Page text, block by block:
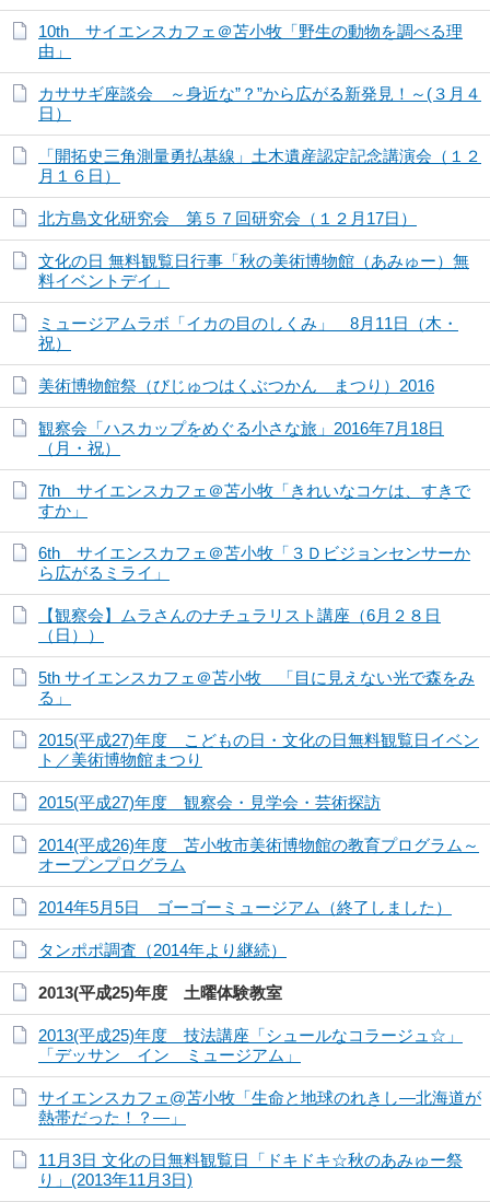
10th サイエンスカフェ＠苫小牧「野生の動物を調べる理
由」
カササギ座談会 ～身近な”？”から広がる新発見！～(３月４
日）
「開拓史三角測量勇払基線」土木遺産認定記念講演会（１２
月１６日）
北方島文化研究会 第５７回研究会（１２月17日）
文化の日 無料観覧日行事「秋の美術博物館（あみゅー）無
料イベントデイ」
ミュージアムラボ「イカの目のしくみ」 8月11日（木・
祝）
美術博物館祭（びじゅつはくぶつかん まつり）2016
観察会「ハスカップをめぐる小さな旅」2016年7月18日
（月・祝）
7th サイエンスカフェ＠苫小牧「きれいなコケは、すきで
すか」
6th サイエンスカフェ＠苫小牧「３Ｄビジョンセンサーか
ら広がるミライ」
【観察会】ムラさんのナチュラリスト講座（6月２８日
（日））
5th サイエンスカフェ＠苫小牧 「目に見えない光で森をみ
る」
2015(平成27)年度 こどもの日・文化の日無料観覧日イベン
ト／美術博物館まつり
2015(平成27)年度 観察会・見学会・芸術探訪
2014(平成26)年度 苫小牧市美術博物館の教育プログラム～
オープンプログラム
2014年5月5日 ゴーゴーミュージアム（終了しました）
タンポポ調査（2014年より継続）
2013(平成25)年度 土曜体験教室
2013(平成25)年度 技法講座「シュールなコラージュ☆」
「デッサン イン ミュージアム」
サイエンスカフェ@苫小牧「生命と地球のれきし―北海道が
熱帯だった！？―」
11月3日 文化の日無料観覧日「ドキドキ☆秋のあみゅー祭
り」(2013年11月3日)